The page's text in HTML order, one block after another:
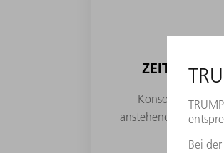
Konsolidierte
anstehende